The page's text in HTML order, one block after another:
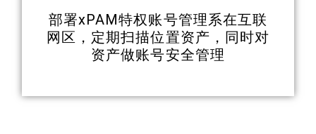
部署xPAM特权账号管理系在互联
网区，定期扫描位置资产，同时对
资产做账号安全管理